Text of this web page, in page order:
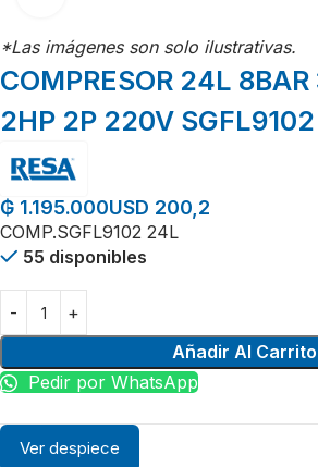
*Las imágenes son solo ilustrativas.
COMPRESOR 24L
2HP 2P 220V SGFL9102
₲ 1.195.000USD 200,2
COMP.SGFL9102 24L
55 disponibles
Añadir Al Carrito
Pedir por WhatsApp
Ver despiece